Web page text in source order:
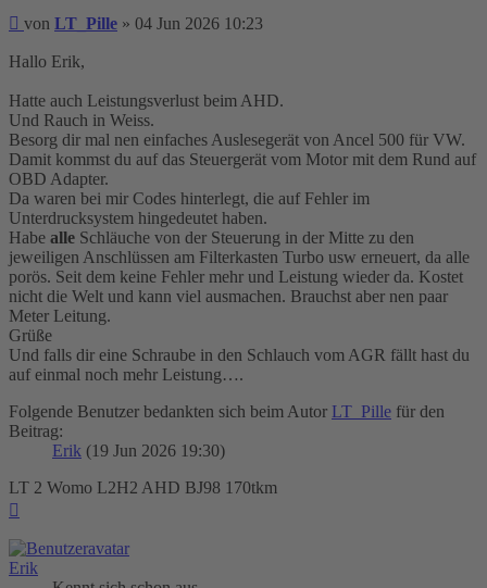
Beitrag
von LT_Pille » 04 Jun 2026 10:23
Hallo Erik,
Hatte auch Leistungsverlust beim AHD.
Und Rauch in Weiss.
Besorg dir mal nen einfaches Auslesegerät von Ancel 500 für VW.
Damit kommst du auf das Steuergerät vom Motor mit dem Rund auf
OBD Adapter.
Da waren bei mir Codes hinterlegt, die auf Fehler im
Unterdrucksystem hingedeutet haben.
Habe alle Schläuche von der Steuerung in der Mitte zu den
jeweiligen Anschlüssen am Filterkasten Turbo usw erneuert, da alle
porös. Seit dem keine Fehler mehr und Leistung wieder da. Kostet
nicht die Welt und kann viel ausmachen. Brauchst aber nen paar
Meter Leitung.
Grüße
Und falls dir eine Schraube in den Schlauch vom AGR fällt hast du
auf einmal noch mehr Leistung….
Folgende Benutzer bedankten sich beim Autor LT_Pille für den
Beitrag:
Erik (19 Jun 2026 19:30)
LT 2 Womo L2H2 AHD BJ98 170tkm
Erik